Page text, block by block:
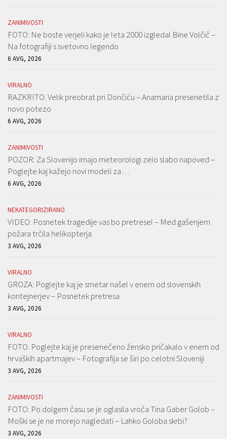
ZANIMIVOSTI
FOTO: Ne boste verjeli kako je leta 2000 izgledal Bine Volčič –
Na fotografiji s svetovno legendo
6 AVG, 2026
VIRALNO
RAZKRITO: Velik preobrat pri Dončiću – Anamaria presenetila z
novo potezo
6 AVG, 2026
ZANIMIVOSTI
POZOR: Za Slovenijo imajo meteorologi zelo slabo napoved –
Poglejte kaj kažejo novi modeli za…
6 AVG, 2026
NEKATEGORIZIRANO
VIDEO: Posnetek tragedije vas bo pretresel – Med gašenjem
požara trčila helikopterja
3 AVG, 2026
VIRALNO
GROZA: Poglejte kaj je smetar našel v enem od slovenskih
kontejnerjev – Posnetek pretresa
3 AVG, 2026
VIRALNO
FOTO: Poglejte kaj je presenečeno žensko pričakalo v enem od
hrvaških apartmajev – Fotografija se širi po celotni Sloveniji
3 AVG, 2026
ZANIMIVOSTI
FOTO: Po dolgem času se je oglasila vroča Tina Gaber Golob –
Moški se je ne morejo nagledati – Lahko Goloba skrbi?
3 AVG, 2026